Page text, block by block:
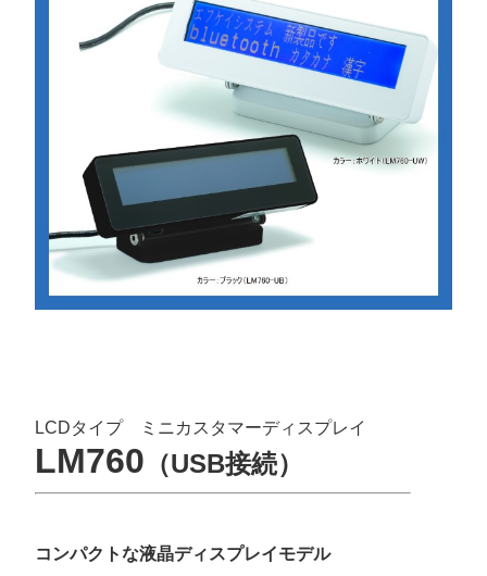
LCDタイプ ミニカスタマーディスプレイ
LM760 （USB接続）
コンパクトな液晶ディスプレイモデル